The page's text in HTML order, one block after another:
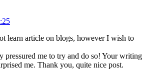
learn article on blogs, however I wish to
pressured me to try and do so! Your writing
me. Thank you, quite nice post.